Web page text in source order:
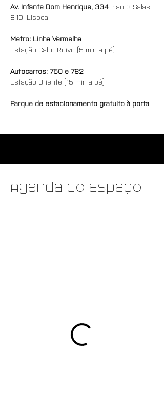
Av. Infante Dom Henrique, 334 Piso 3 Salas
8-10, Lisboa
Metro: Linha Vermelha
Estação Cabo Ruivo (5 min a pé)
Autocarros: 750 e 782
Estação Oriente (15 min a pé)
Parque de estacionamento gratuito à porta
Agenda do Espaço